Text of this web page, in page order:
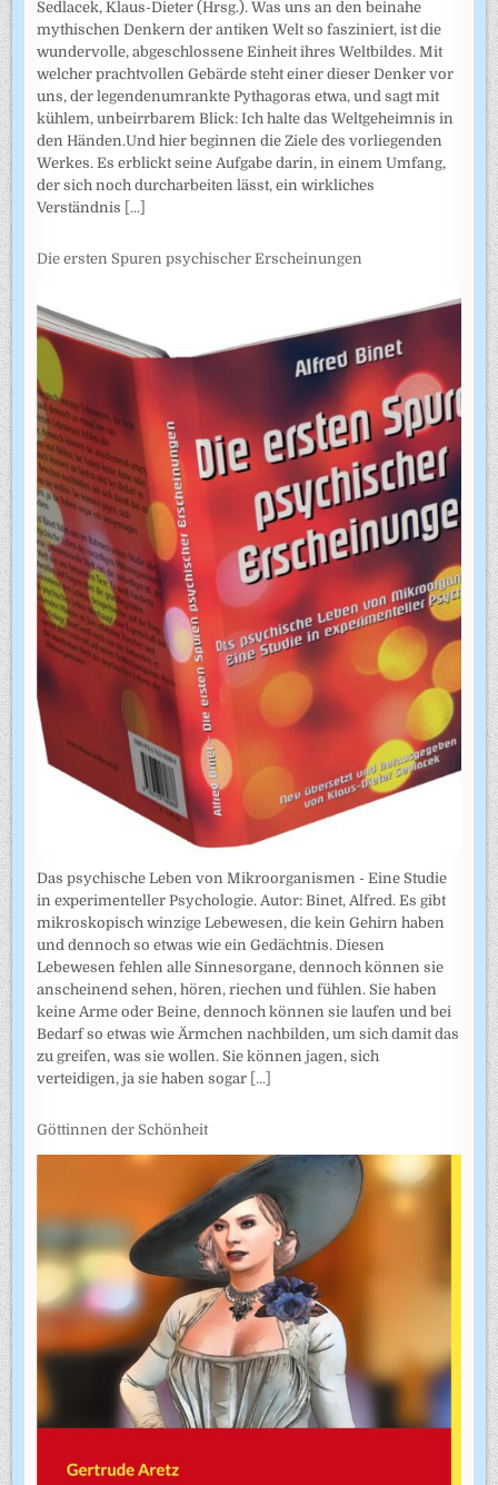
Sedlacek, Klaus-Dieter (Hrsg.). Was uns an den beinahe
mythischen Denkern der antiken Welt so fasziniert, ist die
wundervolle, abgeschlossene Einheit ihres Weltbildes. Mit
welcher prachtvollen Gebärde steht einer dieser Denker vor
uns, der legendenumrankte Pythagoras etwa, und sagt mit
kühlem, unbeirrbarem Blick: Ich halte das Weltgeheimnis in
den Händen.Und hier beginnen die Ziele des vorliegenden
Werkes. Es erblickt seine Aufgabe darin, in einem Umfang,
der sich noch durcharbeiten lässt, ein wirkliches
Verständnis [...]
Die ersten Spuren psychischer Erscheinungen
Das psychische Leben von Mikroorganismen - Eine Studie
in experimenteller Psychologie. Autor: Binet, Alfred. Es gibt
mikroskopisch winzige Lebewesen, die kein Gehirn haben
und dennoch so etwas wie ein Gedächtnis. Diesen
Lebewesen fehlen alle Sinnesorgane, dennoch können sie
anscheinend sehen, hören, riechen und fühlen. Sie haben
keine Arme oder Beine, dennoch können sie laufen und bei
Bedarf so etwas wie Ärmchen nachbilden, um sich damit das
zu greifen, was sie wollen. Sie können jagen, sich
verteidigen, ja sie haben sogar [...]
Göttinnen der Schönheit